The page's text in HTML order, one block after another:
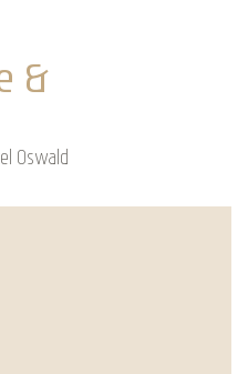
&
Oswald